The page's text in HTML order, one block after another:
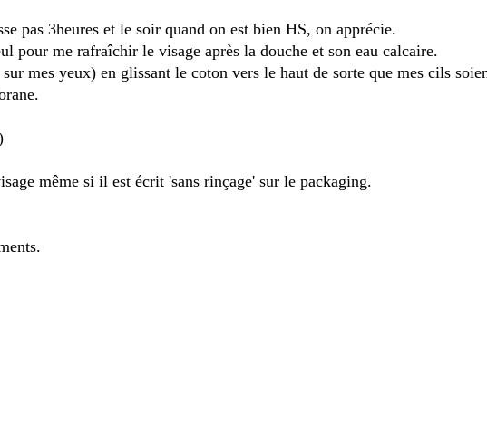
pas 3heures et le soir quand on est bien HS, on apprécie.
pour me rafraîchir le visage après la douche et son eau calcaire.
mes yeux) en glissant le coton vers le haut de sorte que mes cils
même si il est écrit 'sans rinçage' sur le packaging.